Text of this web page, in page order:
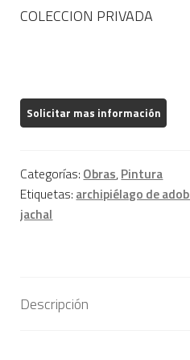
COLECCION PRIVADA
Categorías: Obras,Pintura
Etiquetas: archipiélago de
jachal
Descripción